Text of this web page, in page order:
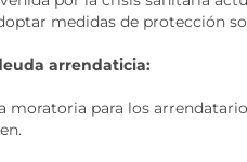
medidas de protección
arrendaticia:
moratoria para los